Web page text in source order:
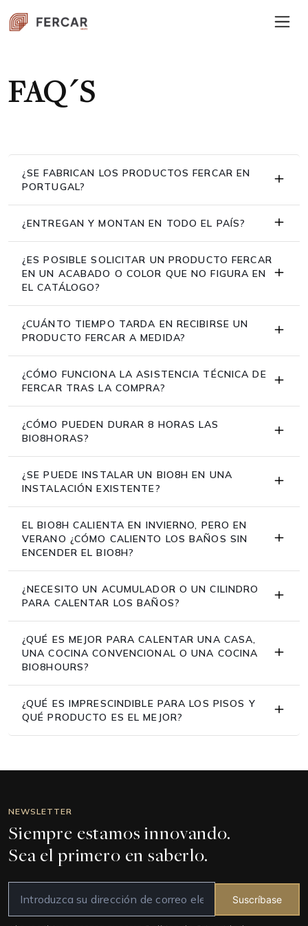
FAQ´S
¿SE FABRICAN LOS PRODUCTOS FERCAR EN
PORTUGAL?
¿ENTREGAN Y MONTAN EN TODO EL PAÍS?
¿ES POSIBLE SOLICITAR UN PRODUCTO FERCAR
EN UN ACABADO O COLOR QUE NO FIGURA EN
EL CATÁLOGO?
¿CUÁNTO TIEMPO TARDA EN RECIBIRSE UN
PRODUCTO FERCAR A MEDIDA?
¿CÓMO FUNCIONA LA ASISTENCIA TÉCNICA DE
FERCAR TRAS LA COMPRA?
¿CÓMO PUEDEN DURAR 8 HORAS LAS
BIO8HORAS?
¿SE PUEDE INSTALAR UN BIO8H EN UNA
INSTALACIÓN EXISTENTE?
EL BIO8H CALIENTA EN INVIERNO, PERO EN
VERANO ¿CÓMO CALIENTO LOS BAÑOS SIN
ENCENDER EL BIO8H?
¿NECESITO UN ACUMULADOR O UN CILINDRO
PARA CALENTAR LOS BAÑOS?
¿QUÉ ES MEJOR PARA CALENTAR UNA CASA,
UNA COCINA CONVENCIONAL O UNA COCINA
BIO8HOURS?
¿QUÉ ES IMPRESCINDIBLE PARA LOS PISOS Y
QUÉ PRODUCTO ES EL MEJOR?
NEWSLETTER
Siempre estamos innovando.
Sea el primero en saberlo.
Suscríbase